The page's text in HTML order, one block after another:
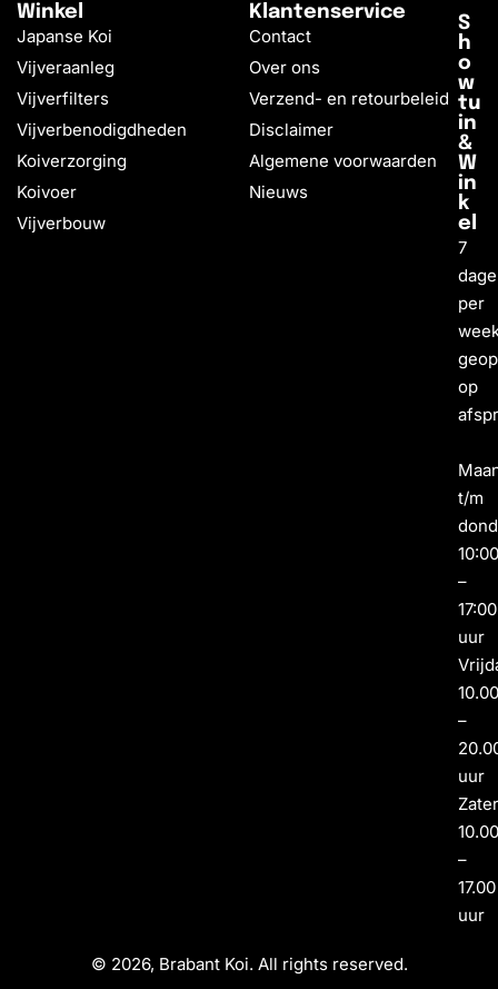
Winkel
Japanse Koi
Vijveraanleg
Vijverfilters
Vijverbenodigdheden
Koiverzorging
Koivoer
Vijverbouw
Klantenservice
Contact
Over ons
Verzend- en retourbeleid
Disclaimer
Algemene voorwaarden
Nieuws
S
h
o
w
tu
in
&
W
in
k
el
7
per
op
t/m
–
17:00
uur
–
uur
–
17.00
uur
© 2026, Brabant Koi. All rights reserved.